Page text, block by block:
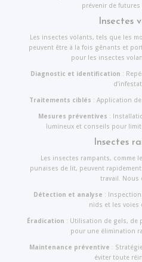
prévenir de
Insectes
Les insectes volants, tels que les
peuvent être à la fois gênants et
pour les insectes
Diagnostic et identification :
Traitements ciblés : Application
Mesures préventives :
lumineux et conseils pour
Insectes
Les insectes rampants, comme
punaises de lit, peuvent
travail. Nous
Détection et analyse :
nids et les voies
Éradication : Utilisation de gels, de
pour une élimination
Maintenance préventive :
éviter toute